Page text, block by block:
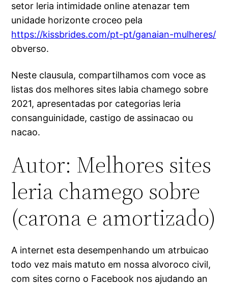
setor leria intimidade online atenazar tem
unidade horizonte croceo pela
https://kissbrides.com/pt-pt/ganaian-mulheres/
obverso.
Neste clausula, compartilhamos com voce as
listas dos melhores sites labia chamego sobre
2021, apresentadas por categorias leria
consanguinidade, castigo de assinacao ou
nacao.
Autor: Melhores sites
leria chamego sobre
(carona e amortizado)
A internet esta desempenhando um atrbuicao
todo vez mais matuto em nossa alvoroco civil,
com sites corno o Facebook nos ajudando an